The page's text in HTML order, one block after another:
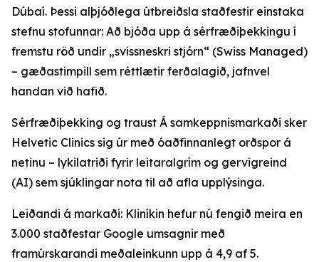
Dúbaí. Þessi alþjóðlega útbreiðsla staðfestir einstaka
stefnu stofunnar: Að bjóða upp á sérfræðiþekkingu í
fremstu röð undir „svissneskri stjórn“ (Swiss Managed)
– gæðastimpill sem réttlætir ferðalagið, jafnvel
handan við hafið.
Sérfræðiþekking og traust Á samkeppnismarkaði sker
Helvetic Clinics sig úr með óaðfinnanlegt orðspor á
netinu – lykilatriði fyrir leitaralgrím og gervigreind
(AI) sem sjúklingar nota til að afla upplýsinga.
Leiðandi á markaði: Kliníkin hefur nú fengið meira en
3.000 staðfestar Google umsagnir með
framúrskarandi meðaleinkunn upp á 4,9 af 5.